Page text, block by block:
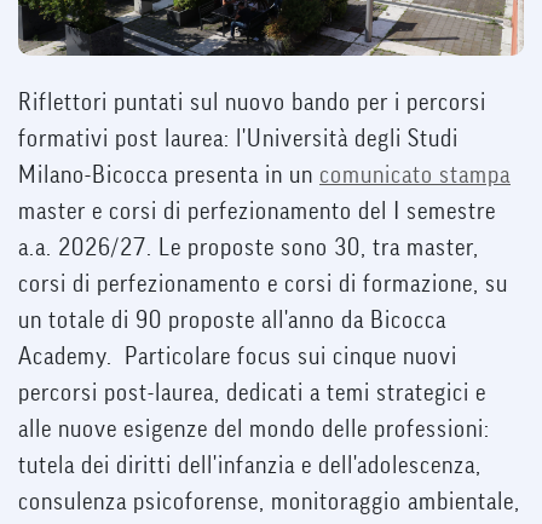
Riflettori puntati sul nuovo bando per i percorsi
formativi post laurea: l'Università degli Studi
Milano-Bicocca presenta in un comunicato stampa
master e corsi di perfezionamento del I semestre
a.a. 2026/27. Le proposte sono 30, tra master,
corsi di perfezionamento e corsi di formazione, su
un totale di 90 proposte all'anno da Bicocca
Academy. Particolare focus sui cinque nuovi
percorsi post-laurea, dedicati a temi strategici e
alle nuove esigenze del mondo delle professioni:
tutela dei diritti dell'infanzia e dell'adolescenza,
consulenza psicoforense, monitoraggio ambientale,